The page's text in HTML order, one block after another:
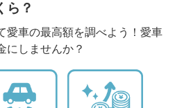
ら？
愛車の最高額を調べよう！愛車
にしませんか？